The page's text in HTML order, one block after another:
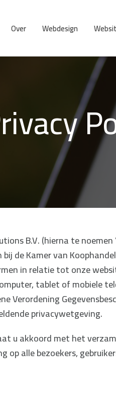
Over Webdesign
B.V. (hierna te noemen
de Kamer van
in relatie tot onze
tablet of mobiele
Verordening
privacywetgeving.
u akkoord met het
op alle bezoekers,